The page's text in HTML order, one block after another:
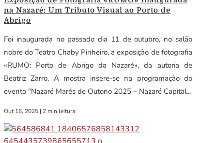
na Nazaré: Um Tributo Visual ao Porto de
Abrigo
Foi inaugurada no passado dia 11 de outubro, no salão
nobre do Teatro Chaby Pinheiro, a exposição de fotografia
«RUMO: Porto de Abrigo da Nazaré», da autoria de
Beatriz Zarro. A mostra insere-se na programação do
evento "Nazaré Marés de Outono 2025 – Nazaré Capital...
Out 16, 2025 | 2 min leitura